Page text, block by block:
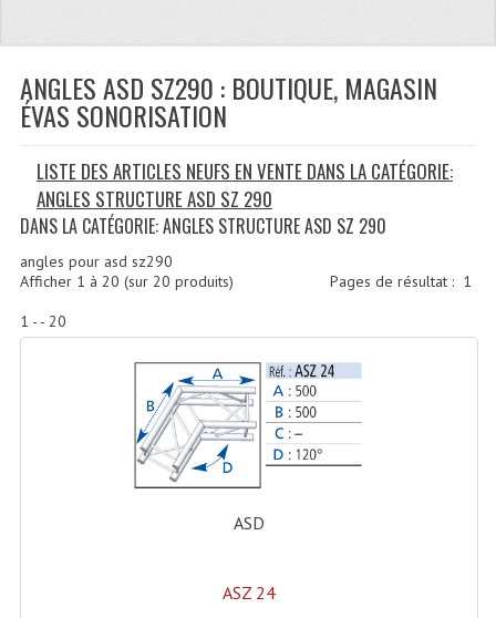
Plan Acces, Horaires.
Location De Matériel
Le Matériel D´occasion
Recherche Avancée
Recevoir Nos Promotions
Sonorisation
Accessoires Pieds Cellules Diamants
Accessoires Enceintes
Accessoires Micro, Pieds De Régie
ANGLES ASD SZ290 : BOUTIQUE, MAGASIN
ÉVAS SONORISATION
LISTE DES ARTICLES NEUFS EN VENTE DANS LA CATÉGORIE:
ANGLES STRUCTURE ASD SZ 290
DANS LA CATÉGORIE: ANGLES STRUCTURE ASD SZ 290
angles pour asd sz290
Pages de résultat : 1
Afficher 1 à 20 (sur 20 produits)
1 - - 20
ASD
ASZ 24